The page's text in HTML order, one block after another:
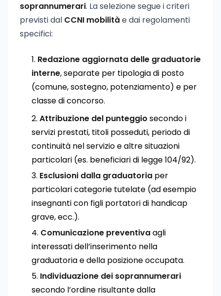
soprannumerari. La selezione segue i criteri
previsti dal CCNI mobilitàe dai regolamenti
specifici:
Redazione aggiornata delle graduatorie
interne, separate per tipologia di posto
(comune, sostegno, potenziamento) e per
classe di concorso.
Attribuzione del punteggio secondo i
servizi prestati, titoli posseduti, periodo di
continuità nel servizio e altre situazioni
particolari (es. beneficiari di legge 104/92).
Esclusioni dalla graduatoria per
particolari categorie tutelate (ad esempio
insegnanti con figli portatori di handicap
grave, ecc.).
Comunicazione preventivaagli
interessati dell’inserimento nella
graduatoria e della posizione occupata.
Individuazione dei soprannumerari
secondo l’ordine risultante dalla